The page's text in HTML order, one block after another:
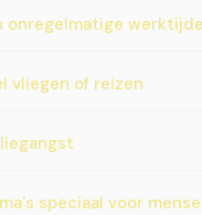
onregelmatige
vliegen of reizen
speciaal voor